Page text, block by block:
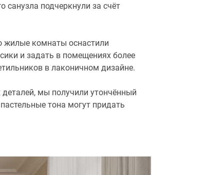
подчеркнули за счёт
жилые комнаты оснастили
и задать в помещениях более
в лаконичном дизайне.
мы получили утончённый
тона могут придать